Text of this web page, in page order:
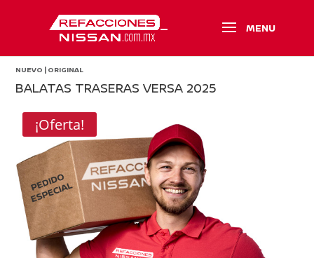
NUEVO | ORIGINAL
BALATAS TRASERAS VERSA 2025
¡Oferta!